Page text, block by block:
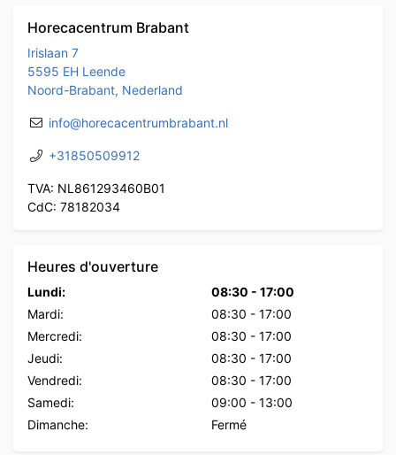
Horecacentrum Brabant
Irislaan 7
5595 EH Leende
Noord-Brabant, Nederland
info@horecacentrumbrabant.nl
+31850509912
TVA: NL861293460B01
CdC: 78182034
Heures d'ouverture
Lundi: 08:30 - 17:00
Mardi:
08:30 - 17:00
Mercredi:
08:30 - 17:00
Jeudi:
08:30 - 17:00
Vendredi:
08:30 - 17:00
Samedi:
09:00 - 13:00
Dimanche:
Fermé